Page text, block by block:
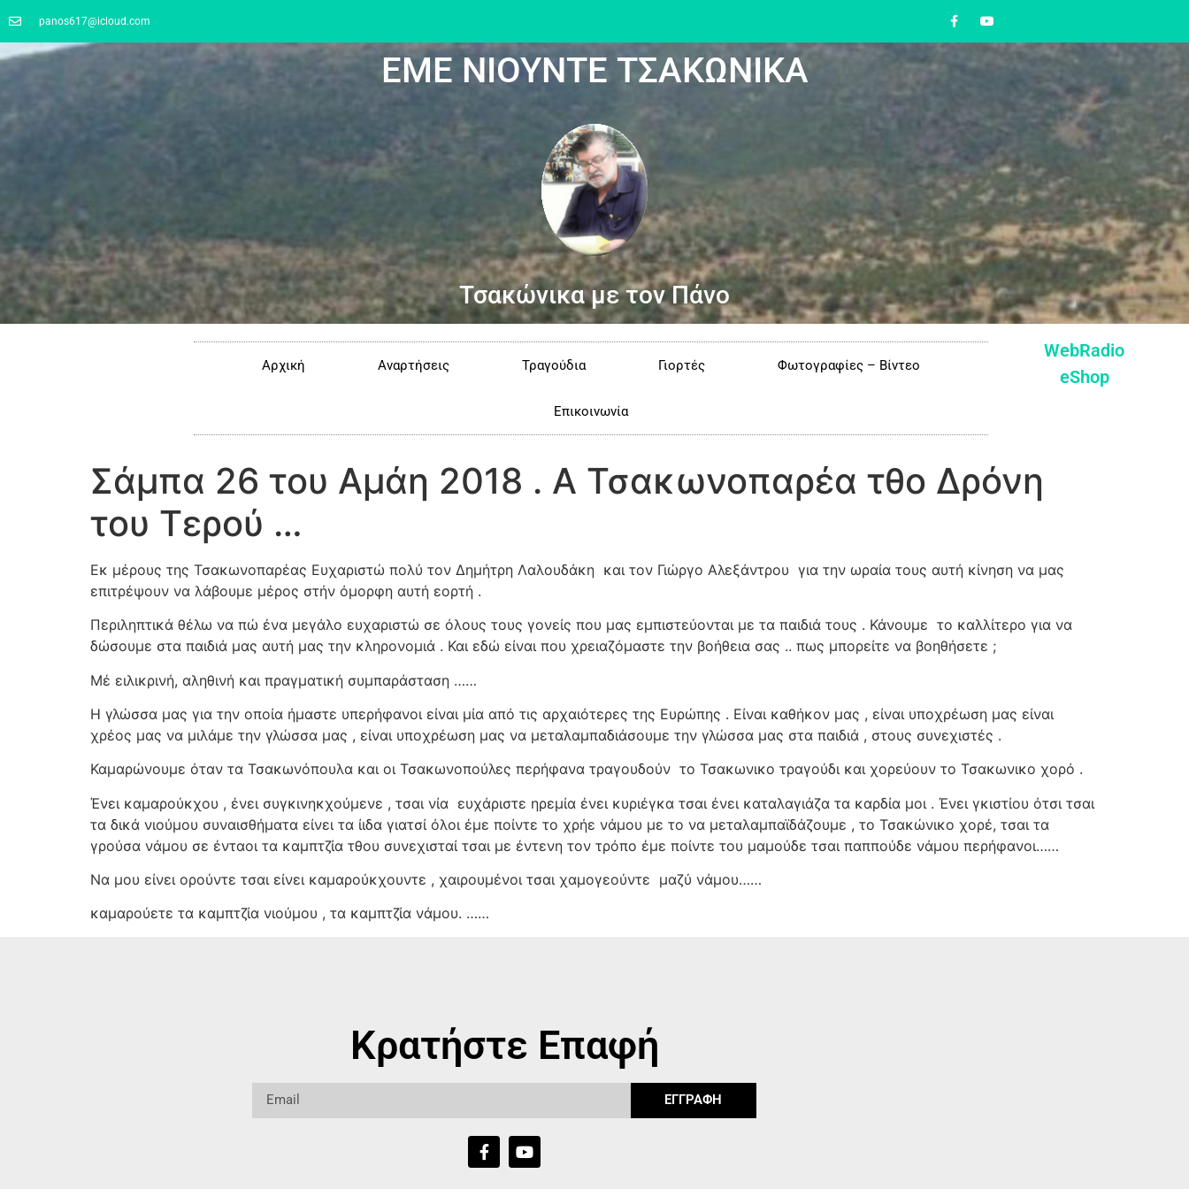
panos617@icloud.com
ΕΜΕ ΝΙΟΥΝΤΕ ΤΣΑΚΩΝΙΚΑ
Τσακώνικα με τον Πάνο
Αρχική Αναρτήσεις Τραγούδια Γιορτές Φωτογραφίες – Βίντεο
Επικοινωνία
WebRadio
eShop
Σάμπα 26 του Αμάη 2018 . Α Τσακωνοπαρέα τθο Δρόνη
του Τερού …
Εκ μέρους της Τσακωνοπαρέας Ευχαριστώ πολύ τον Δημήτρη Λαλουδάκη και τον Γιώργο Αλεξάντρου για την ωραία τους αυτή κίνηση να μας
επιτρέψουν να λάβουμε μέρος στήν όμορφη αυτή εορτή .
Περιληπτικά θέλω να πώ ένα μεγάλο ευχαριστώ σε όλους τους γονείς που μας εμπιστεύονται με τα παιδιά τους . Κάνουμε το καλλίτερο για να
δώσουμε στα παιδιά μας αυτή μας την κληρονομιά . Και εδώ είναι που χρειαζόμαστε την βοήθεια σας .. πως μπορείτε να βοηθήσετε ;
Μέ ειλικρινή, αληθινή και πραγματική συμπαράσταση ……
Η γλώσσα μας για την οποία ήμαστε υπερήφανοι είναι μία από τις αρχαιότερες της Ευρώπης . Είναι καθήκον μας , είναι υποχρέωση μας είναι
χρέος μας να μιλάμε την γλώσσα μας , είναι υποχρέωση μας να μεταλαμπαδιάσουμε την γλώσσα μας στα παιδιά , στους συνεχιστές .
Καμαρώνουμε όταν τα Τσακωνόπουλα και οι Τσακωνοπούλες περήφανα τραγουδούν το Τσακωνικο τραγούδι και χορεύουν το Τσακωνικο χορό .
Ένει καμαρούκχου , ένει συγκινηκχούμενε , τσαι νία ευχάριστε ηρεμία ένει κυριέγκα τσαι ένει καταλαγιάζα τα καρδία μοι . Ένει γκιστίου ότσι τσαι
τα δικά νιούμου συναισθήματα είνει τα ίιδα γιατσί όλοι έμε ποίντε το χρήε νάμου με το να μεταλαμπαϊδάζουμε , το Τσακώνικο χορέ, τσαι τα
γρούσα νάμου σε ένταοι τα καμπτζία τθου συνεχισταί τσαι με έντενη τον τρόπο έμε ποίντε του μαμούδε τσαι παππούδε νάμου περήφανοι……
Να μου είνει ορούντε τσαι είνει καμαρούκχουντε , χαιρουμένοι τσαι χαμογεούντε μαζύ νάμου……
καμαρούετε τα καμπτζία νιούμου , τα καμπτζία νάμου. ……
Κρατήστε Επαφή
ΕΓΓΡΑΦΗ